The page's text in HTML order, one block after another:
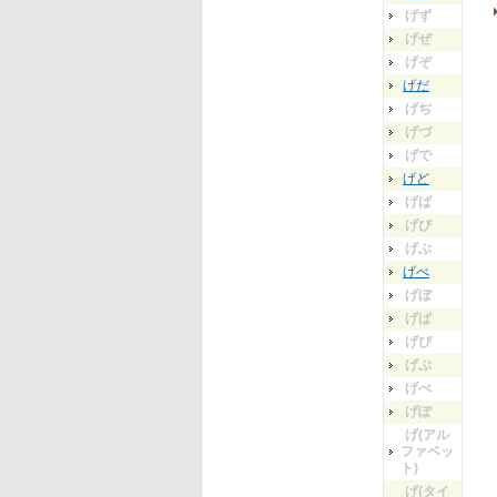
げず
げぜ
げぞ
げだ
げぢ
げづ
げで
げど
げば
げび
げぶ
げべ
げぼ
げぱ
げぴ
げぷ
げぺ
げぽ
げ(アル
ファベッ
ト)
げ(タイ